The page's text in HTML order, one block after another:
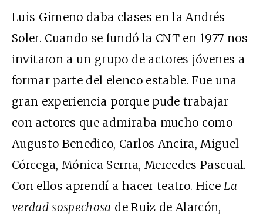
Luis Gimeno daba clases en la Andrés
Soler. Cuando se fundó la CNT en 1977 nos
invitaron a un grupo de actores jóvenes a
formar parte del elenco estable. Fue una
gran experiencia porque pude trabajar
con actores que admiraba mucho como
Augusto Benedico, Carlos Ancira, Miguel
Córcega, Mónica Serna, Mercedes Pascual.
Con ellos aprendí a hacer teatro. HiceLa
verdad sospechosa de Ruiz de Alarcón,